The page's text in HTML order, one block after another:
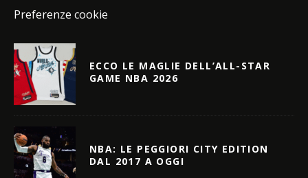
Preferenze cookie
ECCO LE MAGLIE DELL’ALL-STAR
GAME NBA 2026
NBA: LE PEGGIORI CITY EDITION
DAL 2017 A OGGI